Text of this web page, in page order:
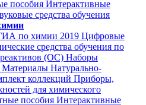
пособия Интерактивные
средства обучения
по химии 2019 Цифровые
средства обучения по
(ОС) Наборы
Материалы Натурально-
коллекций Приборы,
для химического
пособия Интерактивные